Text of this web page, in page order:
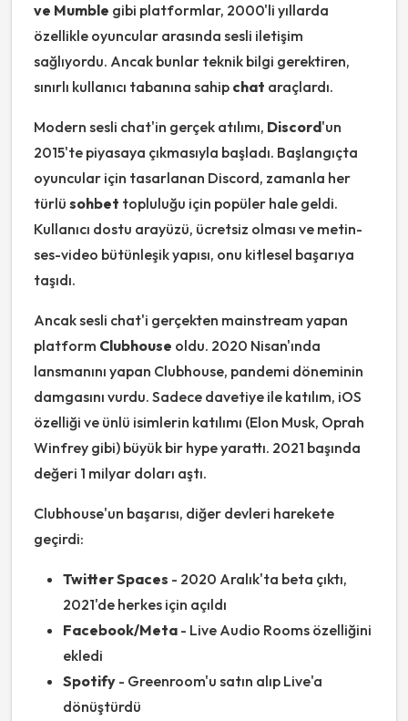
ve Mumble gibi platformlar, 2000'li yıllarda
özellikle oyuncular arasında sesli iletişim
sağlıyordu. Ancak bunlar teknik bilgi gerektiren,
sınırlı kullanıcı tabanına sahip chat araçlardı.
Modern sesli chat'in gerçek atılımı, Discord'un
2015'te piyasaya çıkmasıyla başladı. Başlangıçta
oyuncular için tasarlanan Discord, zamanla her
türlü sohbet topluluğu için popüler hale geldi.
Kullanıcı dostu arayüzü, ücretsiz olması ve metin-
ses-video bütünleşik yapısı, onu kitlesel başarıya
taşıdı.
Ancak sesli chat'i gerçekten mainstream yapan
platform Clubhouse oldu. 2020 Nisan'ında
lansmanını yapan Clubhouse, pandemi döneminin
damgasını vurdu. Sadece davetiye ile katılım, iOS
özelliği ve ünlü isimlerin katılımı (Elon Musk, Oprah
Winfrey gibi) büyük bir hype yarattı. 2021 başında
değeri 1 milyar doları aştı.
Clubhouse'un başarısı, diğer devleri harekete
geçirdi:
Twitter Spaces - 2020 Aralık'ta beta çıktı,
2021'de herkes için açıldı
Facebook/Meta - Live Audio Rooms özelliğini
ekledi
Spotify - Greenroom'u satın alıp Live'a
dönüştürdü